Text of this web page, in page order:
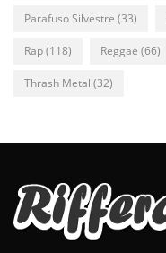
Parafuso Silvestre (33)
Rap(118) Reggae (66)
Thrash Metal (32)